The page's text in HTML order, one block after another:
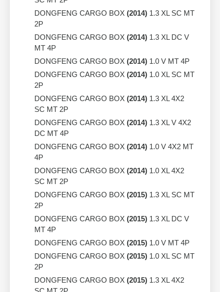
DONGFENG CARGO BOX (2014) 1.3 XL SC MT
2P
DONGFENG CARGO BOX (2014) 1.3 XL DC V
MT 4P
DONGFENG CARGO BOX (2014) 1.0 V MT 4P
DONGFENG CARGO BOX (2014) 1.0 XL SC MT
2P
DONGFENG CARGO BOX (2014) 1.3 XL 4X2
SC MT 2P
DONGFENG CARGO BOX (2014) 1.3 XL V 4X2
DC MT 4P
DONGFENG CARGO BOX (2014) 1.0 V 4X2 MT
4P
DONGFENG CARGO BOX (2014) 1.0 XL 4X2
SC MT 2P
DONGFENG CARGO BOX (2015) 1.3 XL SC MT
2P
DONGFENG CARGO BOX (2015) 1.3 XL DC V
MT 4P
DONGFENG CARGO BOX (2015) 1.0 V MT 4P
DONGFENG CARGO BOX (2015) 1.0 XL SC MT
2P
DONGFENG CARGO BOX (2015) 1.3 XL 4X2